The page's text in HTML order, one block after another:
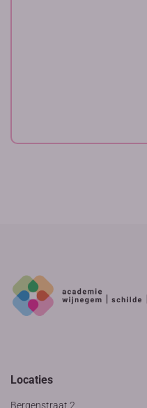
Locaties
Bergenstraat 2